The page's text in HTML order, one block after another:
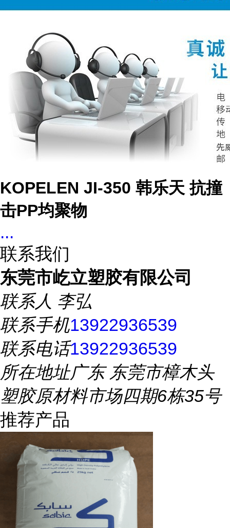
KOPELEN JI-350 韩乐天 抗撞
击PP均聚物
...
联系我们
东莞市屹立塑胶有限公司
联系人 李弘
联系手机13922936539
联系电话13922936539
所在地址广东 东莞市樟木头
塑胶原材料市场四期6栋35号
推荐产品